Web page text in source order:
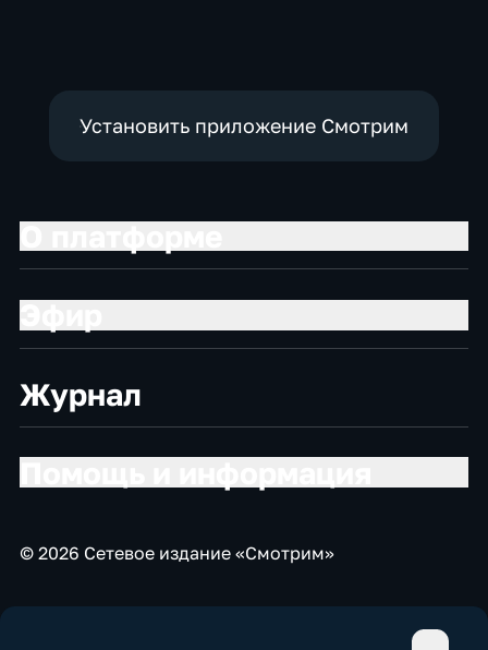
Установить приложение Смотрим
Журнал
© 2026 Сетевое издание «Смотрим»